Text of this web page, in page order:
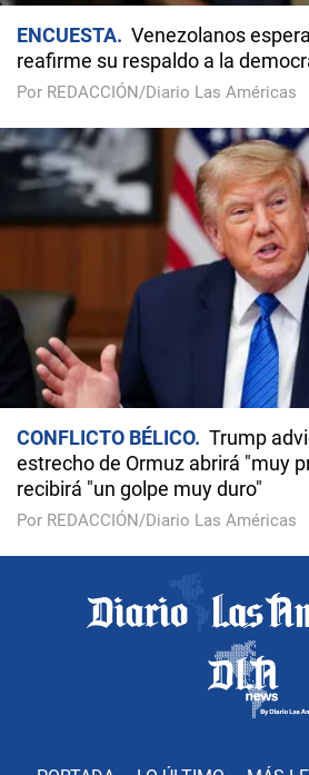
ENCUESTA
Venezolanos
reafirme su respaldo a la
Por REDACCIÓN/Diario Las Américas
CONFLICTO BÉLICO
Trump
estrecho de Ormuz abrirá "muy
recibirá "un golpe muy duro"
Por REDACCIÓN/Diario Las Américas